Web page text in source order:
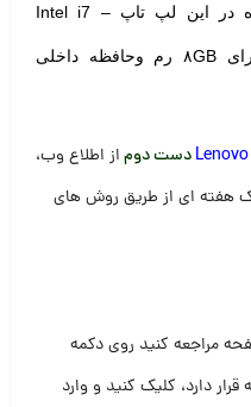
پردازنده مرکزی به کار رفته شده در این لپ تاپ Intel i7 –
این دستگاه دارای ۸GB رم وحافظه داخلی
دست دوماز اطلاع وب،
هفته ای از طریق روش های
مراجعه کنید روی دکمه
دارد، کلیک کنید و وارد